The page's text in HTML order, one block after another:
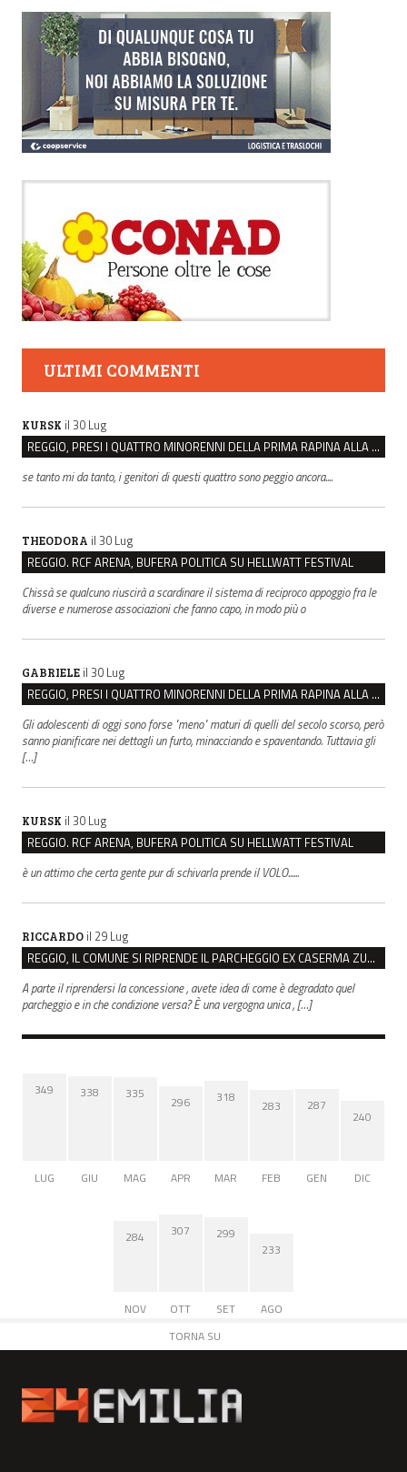
ULTIMI COMMENTI
KURSK il 30 Lug
REGGIO, PRESI I QUATTRO MINORENNI DELLA PRIMA RAPINA ALLA FARMACIA DI COVIOLO
se tanto mi da tanto, i genitori di questi quattro sono peggio ancora....
THEODORA il 30 Lug
REGGIO. RCF ARENA, BUFERA POLITICA SU HELLWATT FESTIVAL
Chissà se qualcuno riuscirà a scardinare il sistema di reciproco appoggio fra le
diverse e numerose associazioni che fanno capo, in modo più o
GABRIELE il 30 Lug
REGGIO, PRESI I QUATTRO MINORENNI DELLA PRIMA RAPINA ALLA FARMACIA DI COVIOLO
Gli adolescenti di oggi sono forse "meno" maturi di quelli del secolo scorso, però
sanno pianificare nei dettagli un furto, minacciando e spaventando. Tuttavia gli
[…]
KURSK il 30 Lug
REGGIO. RCF ARENA, BUFERA POLITICA SU HELLWATT FESTIVAL
è un attimo che certa gente pur di schivarla prende il VOLO......
RICCARDO il 29 Lug
REGGIO, IL COMUNE SI RIPRENDE IL PARCHEGGIO EX CASERMA ZUCCHI PER 4,6 MILIONI
A parte il riprendersi la concessione , avete idea di come è degradato quel
parcheggio e in che condizione versa? È una vergogna unica , […]
349
LUG
338
GIU
335
MAG
296
APR
318
MAR
283
FEB
287
GEN
240
DIC
284
NOV
307
OTT
299
SET
233
AGO
TORNA SU